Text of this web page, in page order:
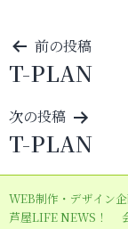
投
稿
ナ
ビ
ゲ
ー
シ
前の投稿
T-PLAN
次の投稿
T-PLAN
WEB制作・デザイン
芦屋LIFE NEWS！